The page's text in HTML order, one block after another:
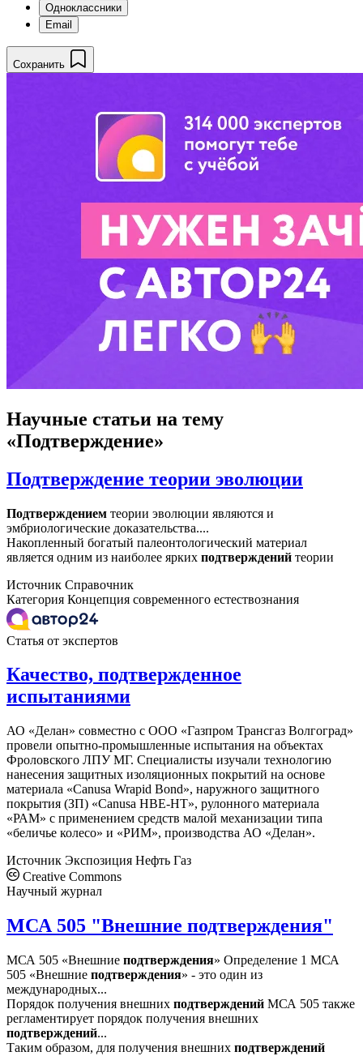
Одноклассники
Email
Сохранить
Научные статьи на тему
«Подтверждение»
Подтверждение теории эволюции
Подтверждением теории эволюции являются и
эмбриологические доказательства....
Накопленный богатый палеонтологический материал
является одним из наиболее ярких подтверждений теории
Источник Справочник
Категория Концепция современного естествознания
Статья от экспертов
Качество, подтвержденное
испытаниями
АО «Делан» совместно с ООО «Газпром Трансгаз Волгоград»
провели опытно-промышленные испытания на объектах
Фроловского ЛПУ МГ. Специалисты изучали технологию
нанесения защитных изоляционных покрытий на основе
материала «Canusa Wrapid Bond», наружного защитного
покрытия (ЗП) «Canusa HBE-HT», рулонного материала
«РАМ» с применением средств малой механизации типа
«беличье колесо» и «РИМ», производства АО «Делан».
Источник Экспозиция Нефть Газ
Creative Commons
Научный журнал
МСА 505 "Внешние подтверждения"
МСА 505 «Внешние подтверждения» Определение 1 МСА
505 «Внешние подтверждения» - это один из
международных...
Порядок получения внешних подтверждений МСА 505 также
регламентирует порядок получения внешних
подтверждений...
Таким образом, для получения внешних подтверждений